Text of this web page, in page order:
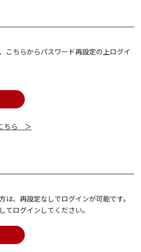
ちらからパスワード再設定の上ログイ
ちら ＞
、再設定なしでログインが可能です。
ログインしてください。